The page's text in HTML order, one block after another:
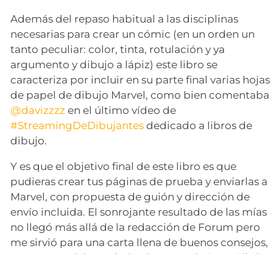
Además del repaso habitual a las disciplinas
necesarias para crear un cómic (en un orden un
tanto peculiar: color, tinta, rotulación y ya
argumento y dibujo a lápiz) este libro se
caracteriza por incluir en su parte final varias hojas
de papel de dibujo Marvel, como bien comentaba
@davizzzz en el último vídeo de
#StreamingDeDibujantes dedicado a libros de
dibujo.
Y es que el objetivo final de este libro es que
pudieras crear tus páginas de prueba y enviarlas a
Marvel, con propuesta de guión y dirección de
envío incluida. El sonrojante resultado de las mías
no llegó más allá de la redacción de Forum pero
me sirvió para una carta llena de buenos consejos,